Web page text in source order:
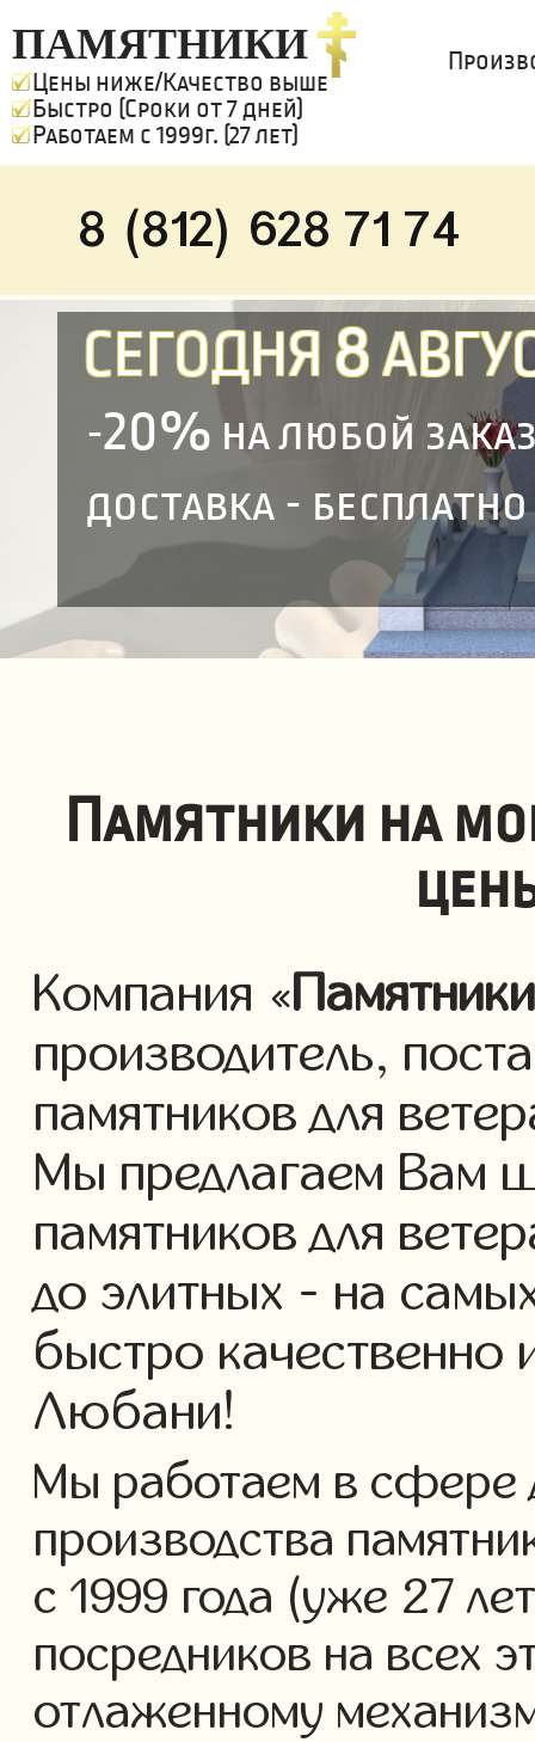
ПАМЯТНИКИ
Цены ниже/Качество выше
Быстро (Сроки от 7 дней)
Работаем с 1999г. (27 лет)
8 (812) 628 71 74
СЕГОДНЯ 8
-20% на любой
доставка - бесплатно
Памятники на
Компания «Памятники
производитель,
памятников для
Мы предлагаем Вам
памятников для
до элитных - на
быстро
Любани!
Мы работаем в сфере
производства
с 1999 года (уже 27
посредников на всех
отлаженному